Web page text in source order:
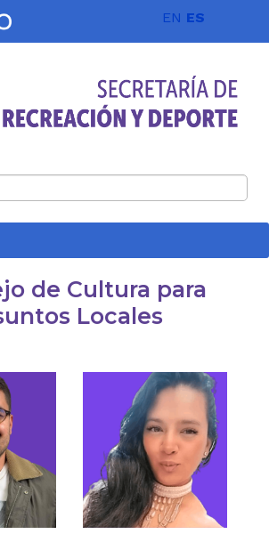
EN ES
de Cultura para
Locales